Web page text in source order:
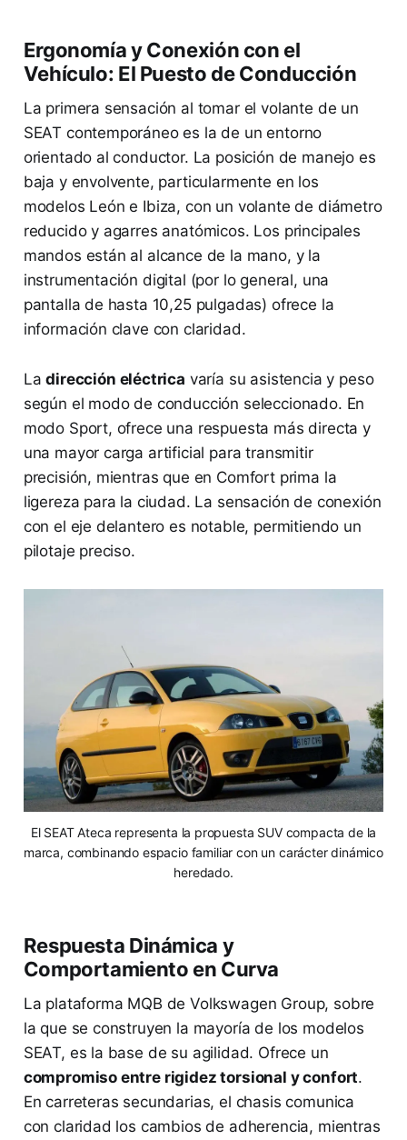
Ergonomía y Conexión con el
Vehículo: El Puesto de Conducción
La primera sensación al tomar el volante de un
SEAT contemporáneo es la de un entorno
orientado al conductor. La posición de manejo es
baja y envolvente, particularmente en los
modelos León e Ibiza, con un volante de diámetro
reducido y agarres anatómicos. Los principales
mandos están al alcance de la mano, y la
instrumentación digital (por lo general, una
pantalla de hasta 10,25 pulgadas) ofrece la
información clave con claridad.
Ladirección eléctrica varía su asistencia y peso
según el modo de conducción seleccionado. En
modo Sport, ofrece una respuesta más directa y
una mayor carga artificial para transmitir
precisión, mientras que en Comfort prima la
ligereza para la ciudad. La sensación de conexión
con el eje delantero es notable, permitiendo un
pilotaje preciso.
El SEAT Ateca representa la propuesta SUV compacta de la
marca, combinando espacio familiar con un carácter dinámico
heredado.
Respuesta Dinámica y
Comportamiento en Curva
La plataforma MQB de Volkswagen Group, sobre
la que se construyen la mayoría de los modelos
SEAT, es la base de su agilidad. Ofrece un
compromiso entre rigidez torsional y confort.
En carreteras secundarias, el chasis comunica
con claridad los cambios de adherencia, mientras